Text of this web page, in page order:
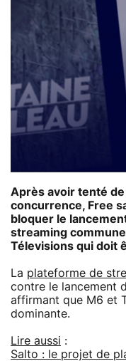
Après avoir tenté
concurrence, Free
bloquer le
streaming
Télevisions qui doit
La plateforme de
contre le lancement
affirmant que M6 et
dominante.
Lire aussi :
Salto : le projet de